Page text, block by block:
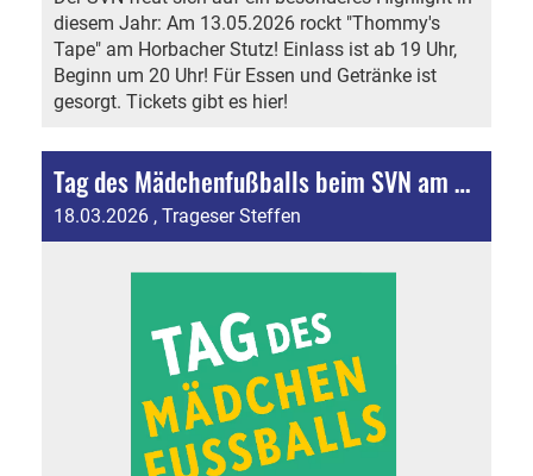
diesem Jahr: Am 13.05.2026 rockt "Thommy's
Tape" am Horbacher Stutz! Einlass ist ab 19 Uhr,
Beginn um 20 Uhr! Für Essen und Getränke ist
gesorgt. Tickets gibt es hier!
Tag des Mädchenfußballs beim SVN am 25.4.2026!
18.03.2026 , Trageser Steffen